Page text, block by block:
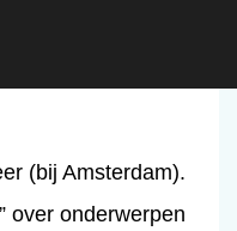
(bij Amsterdam).
over onderwerpen